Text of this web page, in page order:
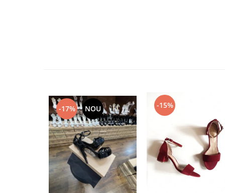
-17% NOU -15%